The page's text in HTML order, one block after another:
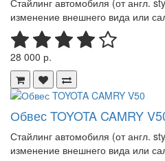
Стайлинг автомобиля (от англ.
изменение внешнего вида или
28 000 р.
Обвес TOYOTA CAMRY
Стайлинг автомобиля (от англ.
изменение внешнего вида или